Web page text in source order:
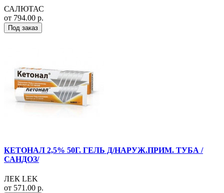
САЛЮТАС
от 794.00 р.
Под заказ
КЕТОНАЛ 2,5% 50Г. ГЕЛЬ Д/НАРУЖ.ПРИМ. ТУБА /
САНДОЗ/
ЛЕК LEK
от 571.00 р.